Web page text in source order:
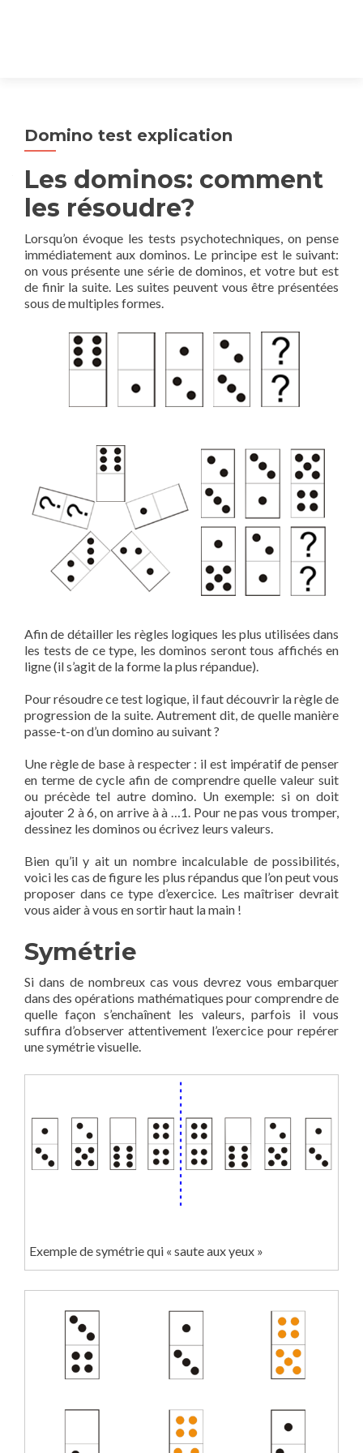
Domino test explication
Les dominos: comment
les résoudre?
Lorsqu’on évoque les tests psychotechniques, on pense
immédiatement aux dominos. Le principe est le suivant:
on vous présente une série de dominos, et votre but est
de finir la suite. Les suites peuvent vous être présentées
sous de multiples formes.
Afin de détailler les règles logiques les plus utilisées dans
les tests de ce type, les dominos seront tous affichés en
ligne (il s’agit de la forme la plus répandue).
Pour résoudre ce test logique, il faut découvrir la règle de
progression de la suite. Autrement dit, de quelle manière
passe-t-on d’un domino au suivant ?
Une règle de base à respecter : il est impératif de penser
en terme de cycle afin de comprendre quelle valeur suit
ou précède tel autre domino. Un exemple: si on doit
ajouter 2 à 6, on arrive à à …1. Pour ne pas vous tromper,
dessinez les dominos ou écrivez leurs valeurs.
Bien qu’il y ait un nombre incalculable de possibilités,
voici les cas de figure les plus répandus que l’on peut vous
proposer dans ce type d’exercice. Les maîtriser devrait
vous aider à vous en sortir haut la main !
Symétrie
Si dans de nombreux cas vous devrez vous embarquer
dans des opérations mathématiques pour comprendre de
quelle façon s’enchaînent les valeurs, parfois il vous
suffira d’observer attentivement l’exercice pour repérer
une symétrie visuelle.
Exemple de symétrie qui « saute aux yeux »